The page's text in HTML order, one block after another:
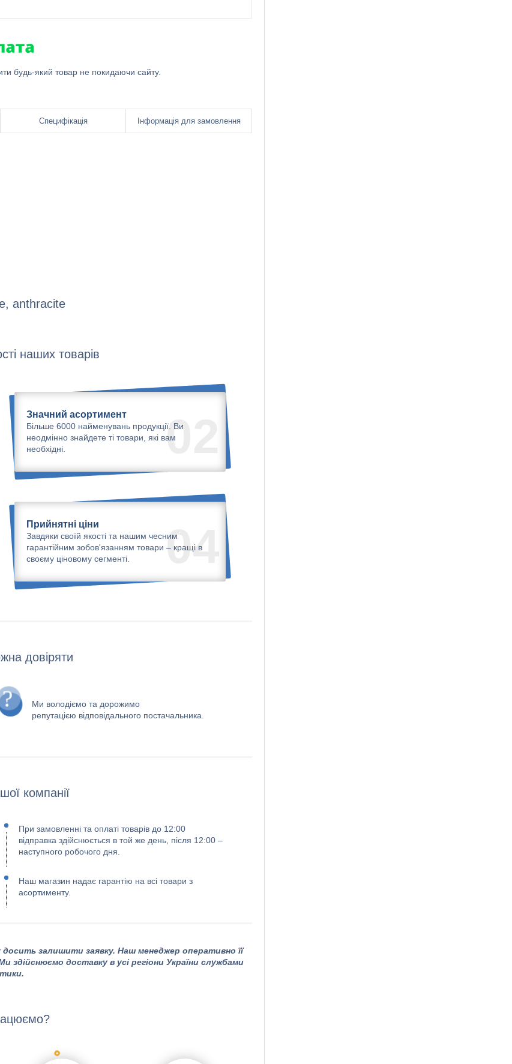
будь-який товар не покидаючи сайту.
Специфікація Інформація для замовлення
anthracite
наших товарів
02
Значний асортимент
Більше 6000 найменувань продукції. Ви
неодмінно знайдете ті товари, які вам
необхідні.
04
Прийнятні ціни
Завдяки своїй якості та нашим чесним
гарантійним зобов'язанням товари – кращі в
своєму ціновому сегменті.
довіряти
Ми володіємо та дорожимо
репутацією відповідального постачальника.
компанії
При замовленні та оплаті товарів до 12:00
відправка здійснюється в той же день, після 12:00 –
наступного робочого дня.
Наш магазин надає гарантію на всі товари з
асортименту.
залишити заявку. Наш менеджер оперативно її
доставку в усі регіони України службами